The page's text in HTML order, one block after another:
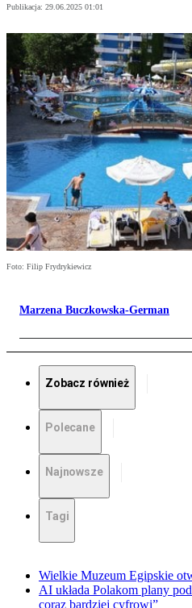
Publikacja: 29.06.2025 01:01
Foto: Filip Frydrykiewicz
Marzena Buczkowska-German
Zobacz również
Polecane
Najnowsze
Tagi
Wielkie Muzeum Egipskie
AI układa Polakom plany
coraz bardziej cyfrowi”